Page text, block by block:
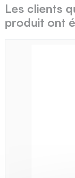
Les clients
produit ont